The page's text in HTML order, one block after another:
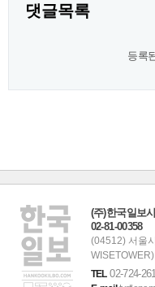
댓글목록
등록
(주)한국일보
02-81-00358
(04512) 서울
TEL02-724-